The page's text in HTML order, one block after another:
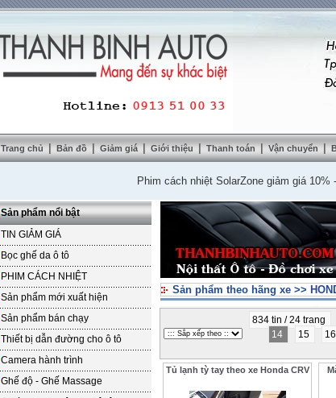
Trang chủ | Bản đồ | Giảm giá | Giới thiệu | Thanh toán | Vận chuyển |
Phim cách nhiệt SolarZone giảm giá 10%---Mua
Sản phẩm nổi bật
TIN GIẢM GIÁ
Bọc ghế da ô tô
PHIM CÁCH NHIỆT
Sản phẩm mới xuất hiện
Sản phẩm bán chạy
Thiết bị dẫn đường cho ô tô
Camera hành trình
Ghế độ - Ghế Massage
Sản phẩm theo hãng xe >>
834 tin / 24 trang
14
15 16
Tủ lạnh tỳ tay theo xe Honda CRV